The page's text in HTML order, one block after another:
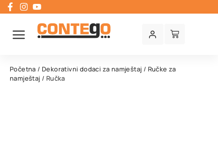
Početna / Dekorativni dodaci za namještaj / Ručke za
namještaj / Ručka